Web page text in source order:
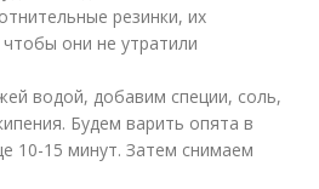
резинки, их
они не утратили
водой, добавим специи, соль,
Будем варить опята в
10-15 минут. Затем снимаем